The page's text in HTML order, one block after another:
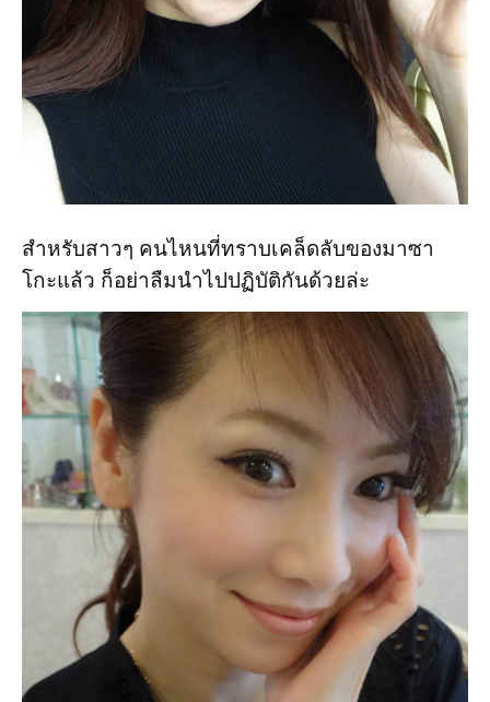
สำหรับสาวๆ คนไหนที่ทราบเคล็ดลับของมาซา
โกะแล้ว ก็อย่าลืมนำไปปฏิบัติกันด้วยล่ะ